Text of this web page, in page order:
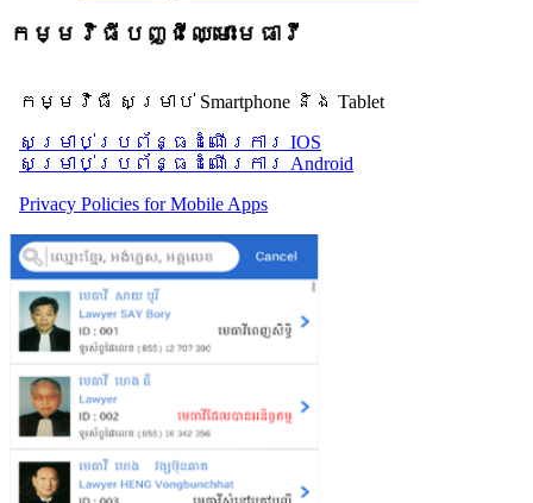
កម្មវិធីបញ្ជីឈ្មោះមេធាវី
កម្មវិធី សម្រាប់ Smartphone និង Tablet
សម្រាប់​ប្រព័ន្ធដំណើរការ IOS
សម្រាប់​ប្រព័ន្ធដំណើរការ Android
Privacy Policies for Mobile Apps